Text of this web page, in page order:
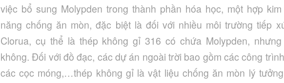
việc bổ sung Molypden trong thành phần hóa học, một hợp
năng chống ăn mòn, đặc biệt là đối với nhiều môi trường tiếp
Clorua, cụ thể là thép không gỉ 316 có chứa Molypden,
không. Đối với đồ đạc, các dự án ngoài trời bao gồm các công
các cọc móng,…thép không gỉ là vật liệu chống ăn mòn lý